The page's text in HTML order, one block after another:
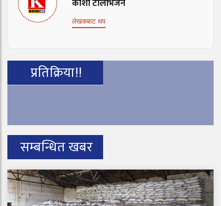
कोशी टेलिभिजन
लेखकबाट थप
प्रतिक्रिया!!
सम्बन्धित खबर